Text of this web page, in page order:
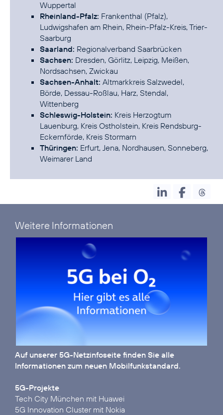
Rheinland-Pfalz: Frankenthal (Pfalz),
Ludwigshafen am Rhein, Rhein-Pfalz-Kreis, Trier-
Saarland:
Sachsen: Dresden, Görlitz, Leipzig, Meißen,
Sachsen-Anhalt: Altmarkkreis Salzwedel,
Börde, Dessau-Roßlau, Harz, Stendal,
Schleswig-Holstein: Kreis Herzogtum
Lauenburg, Kreis Ostholstein, Kreis Rendsburg-
Thüringen: Erfurt, Jena, Nordhausen, Sonneberg,
Weimarer Land
Weitere Informationen
Auf unserer 5G-Netzinfoseite finden Sie alle
Informationen zum neuen Mobilfunkstandard.
5G-Projekte
Tech City München mit Huawei
5G Innovation Cluster mit Nokia